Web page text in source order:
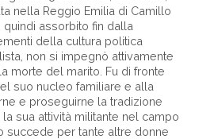
nella Reggio Emilia di Camillo
assorbito fin dalla
della cultura politica
non si impegnò attivamente
morte del marito. Fu di fronte
suo nucleo familiare e alla
e proseguirne la tradizione
sua attività militante nel campo
succede per tante altre donne